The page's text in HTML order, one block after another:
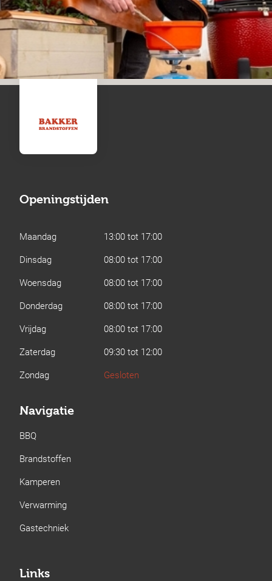
Openingstijden
Maandag
13:00 tot 17:00
Dinsdag
08:00 tot 17:00
Woensdag
08:00 tot 17:00
Donderdag
08:00 tot 17:00
Vrijdag
08:00 tot 17:00
Zaterdag
09:30 tot 12:00
Zondag
Gesloten
Navigatie
BBQ
Brandstoffen
Kamperen
Verwarming
Gastechniek
Links